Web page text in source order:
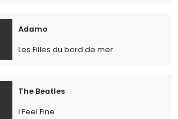
Adamo
Les Filles du bord de mer
The Beatles
I Feel Fine